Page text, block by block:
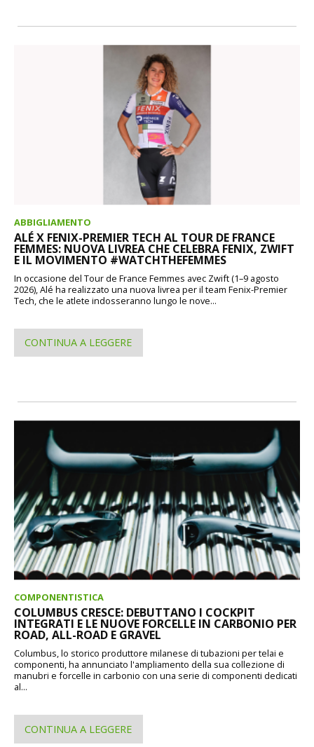
ABBIGLIAMENTO
ALÉ X FENIX-PREMIER TECH AL TOUR DE FRANCE
FEMMES: NUOVA LIVREA CHE CELEBRA FENIX, ZWIFT
E IL MOVIMENTO #WATCHTHEFEMMES
In occasione del Tour de France Femmes avec Zwift (1–9 agosto
2026), Alé ha realizzato una nuova livrea per il team Fenix-Premier
Tech, che le atlete indosseranno lungo le nove...
CONTINUA A LEGGERE
COMPONENTISTICA
COLUMBUS CRESCE: DEBUTTANO I COCKPIT
INTEGRATI E LE NUOVE FORCELLE IN CARBONIO PER
ROAD, ALL-ROAD E GRAVEL
Columbus, lo storico produttore milanese di tubazioni per telai e
componenti, ha annunciato l'ampliamento della sua collezione di
manubri e forcelle in carbonio con una serie di componenti dedicati
al...
CONTINUA A LEGGERE